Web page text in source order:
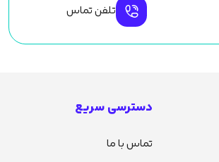
تلفن تماس
دسترسی سریع
تماس با ما